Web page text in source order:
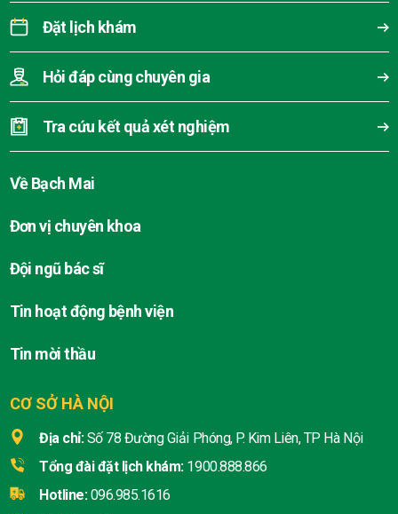
CƠ SỞ HÀ NỘI
Địa chỉ: Số 78 Đường Giải Phóng, P. Kim Liên, TP Hà Nội
Tổng đài đặt lịch khám: 1900.888.866
Hotline: 096.985.1616
Đặt lịch khám
Hỏi đáp cùng chuyên gia
Tra cứu kết quả xét nghiệm
Về Bạch Mai
Đơn vị chuyên khoa
Đội ngũ bác sĩ
Tin hoạt động bệnh viện
Tin mời thầu